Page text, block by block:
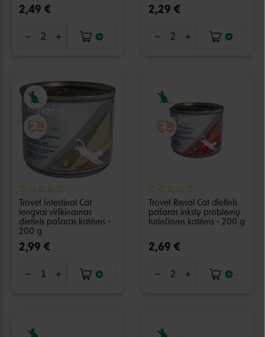
2,49 € 2,29 €
Trovet Intestinal Cat
lengvai virškinamas
dietinis pašaras katėms -
200 g
2,99 €
Trovet Renal Cat dietinis
pašaras inkstų problemų
turinčioms katėms - 200 g
2,69 €